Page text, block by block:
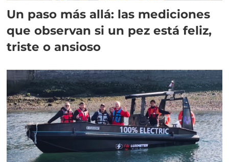
Un paso más allá: las mediciones
que observan si un pez está feliz,
triste o ansioso